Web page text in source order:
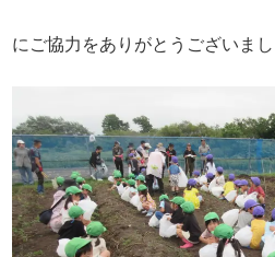
にご協力をありがとうございま